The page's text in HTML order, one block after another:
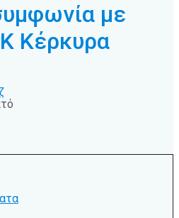
με
Κέρκυρα